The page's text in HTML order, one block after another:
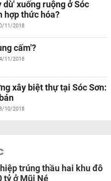
dù' xuống ruộng ở Sóc
hợp thức hóa?
11/2018
cấm'?
11/2018
xây biệt thự tại Sóc Sơn:
10/2018
trúng thầu hai khu đô
tỷ ở Mũi Né